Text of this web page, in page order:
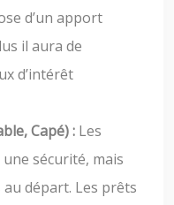
d’un apport
il aura de
d’intérêt
Capé) : Les
sécurité, mais
départ. Les prêts